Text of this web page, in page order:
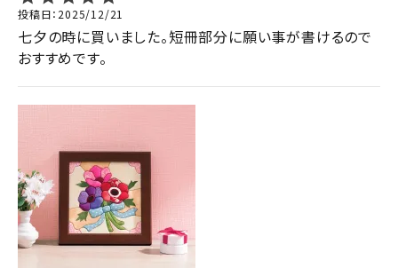
投稿日 2025/12/21
七夕の時に買いました。短冊部分に願い事が書けるので
おすすめです。